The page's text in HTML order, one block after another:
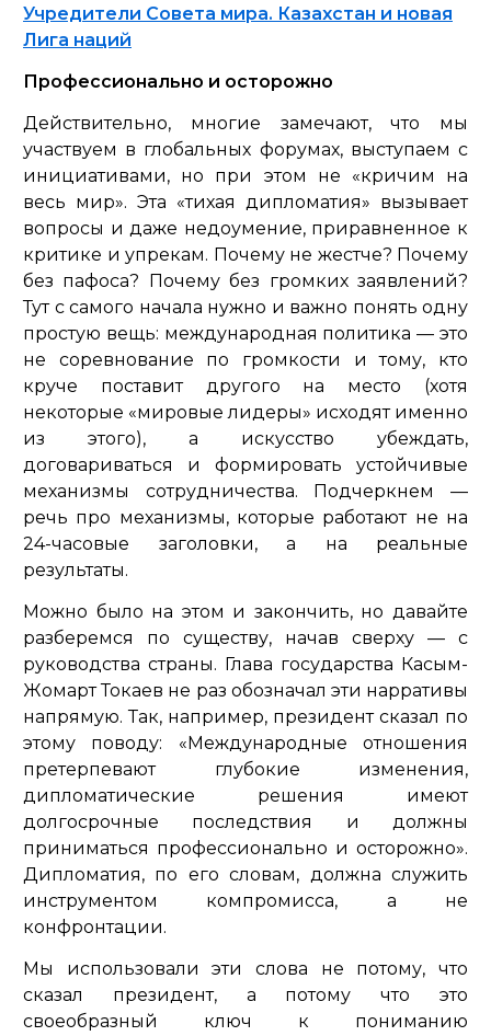
Учредители Совета мира. Казахстан и новая
Лига наций
Профессионально и осторожно
Действительно, многие замечают, что мы
участвуем в глобальных форумах, выступаем с
инициативами, но при этом не «кричим на
весь мир». Эта «тихая дипломатия» вызывает
вопросы и даже недоумение, приравненное к
критике и упрекам. Почему не жестче? Почему
без пафоса? Почему без громких заявлений?
Тут с самого начала нужно и важно понять одну
простую вещь: международная политика — это
не соревнование по громкости и тому, кто
круче поставит другого на место (хотя
некоторые «мировые лидеры» исходят именно
из этого), а искусство убеждать,
договариваться и формировать устойчивые
механизмы сотрудничества. Подчеркнем —
речь про механизмы, которые работают не на
24-часовые заголовки, а на реальные
результаты.
Можно было на этом и закончить, но давайте
разберемся по существу, начав сверху — с
руководства страны. Глава государства Касым-
Жомарт Токаев не раз обозначал эти нарративы
напрямую. Так, например, президент сказал по
этому поводу: «Международные отношения
претерпевают глубокие изменения,
дипломатические решения имеют
долгосрочные последствия и должны
приниматься профессионально и осторожно».
Дипломатия, по его словам, должна служить
инструментом компромисса, а не
конфронтации.
Мы использовали эти слова не потому, что
сказал президент, а потому что это
своеобразный ключ к пониманию